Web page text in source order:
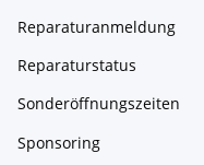
Reparaturanmeldung
Reparaturstatus
Sonderöffnungszeiten
Sponsoring